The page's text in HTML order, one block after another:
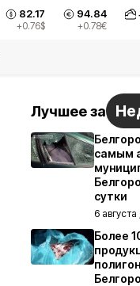
82.17
+0.76$
94.84
+0.78€
Лучшее за
самым
сутки
6 августа
Более